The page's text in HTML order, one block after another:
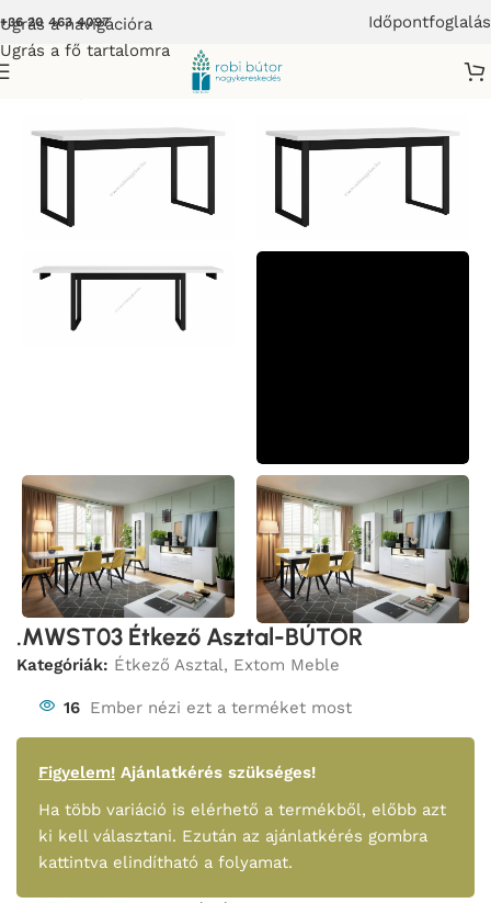
Ugrás a navigációra
Ugrás a fő tartalomra
+36 20 463 4097 Időpontfoglalás
Étkező Asztal
.MWST03 Étkező Asztal-BÚTOR
Kategóriák: Étkező Asztal, Extom Meble
16 Ember nézi ezt a terméket most
Figyelem! Ajánlatkérés szükséges!
Ha több variáció is elérhető a termékből, előbb azt
ki kell választani. Ezután az ajánlatkérés gombra
kattintva elindítható a folyamat.